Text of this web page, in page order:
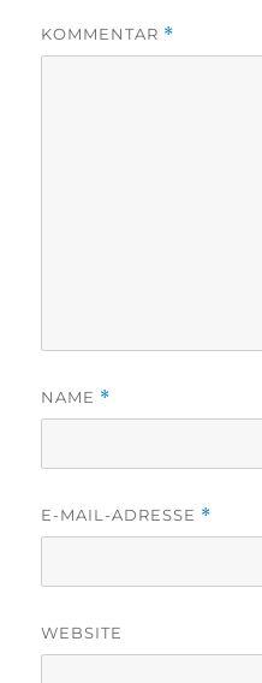
KOMMENTAR *
NAME *
E-MAIL-ADRESSE *
WEBSITE